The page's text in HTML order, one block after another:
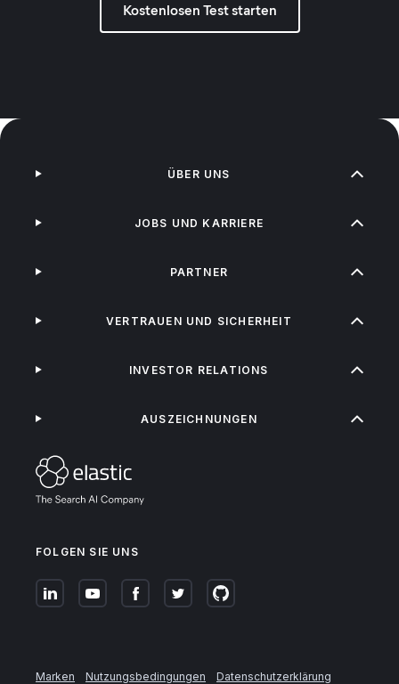
Kostenlosen Test starten
FOLGEN SIE UNS
ÜBER UNS
JOBS UND KARRIERE
PARTNER
VERTRAUEN UND SICHERHEIT
INVESTOR RELATIONS
AUSZEICHNUNGEN
Marken Nutzungsbedingungen Datenschutzerklärung